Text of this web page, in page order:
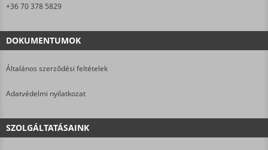
+36 70 378 5829
DOKUMENTUMOK
Általános szerződési feltételek
Adatvédelmi nyilatkozat
SZOLGÁLTATÁSAINK